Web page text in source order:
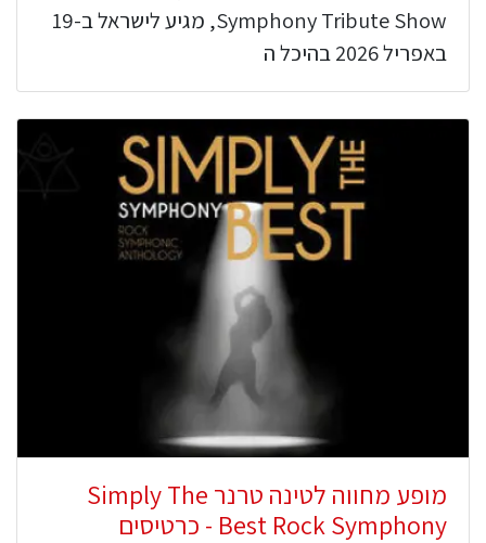
Symphony Tribute Show, מגיע לישראל ב-19
באפריל 2026 בהיכל ה
מופע מחווה לטינה טרנר Simply The
Best Rock Symphony - כרטיסים